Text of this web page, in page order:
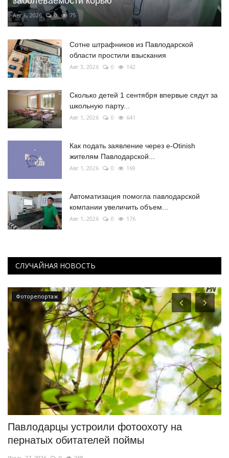
Авг 6, 2026 0 75
Сотне штрафников из Павлодарской
области простили взыскания
Авг 3, 2026 0 142
Сколько детей 1 сентября впервые сядут за
школьную парту...
Авг 1, 2026 0 641
Как подать заявление через e-Otinish
жителям Павлодарской...
Авг 1, 2026 0 169
Автоматизация помогла павлодарской
компании увеличить объем...
Авг 1, 2026 0 176
СЛУЧАЙНАЯ НОВОСТЬ
Фоторепортаж
Павлодарцы устроили фотоохоту на
пернатых обитателей поймы